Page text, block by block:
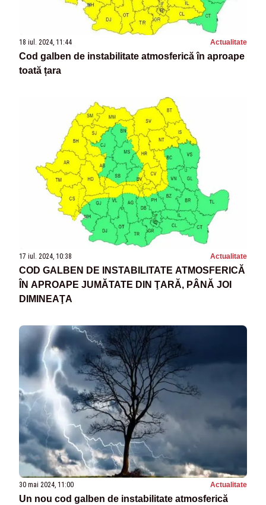
18 iul. 2024, 11:44 Actualitate
Cod galben de instabilitate atmosferică în aproape
toată țara
17 iul. 2024, 10:38 Actualitate
COD GALBEN DE INSTABILITATE ATMOSFERICĂ
ÎN APROAPE JUMĂTATE DIN ŢARĂ, PÂNĂ JOI
DIMINEAŢA
30 mai 2024, 11:00 Actualitate
Un nou cod galben de instabilitate atmosferică